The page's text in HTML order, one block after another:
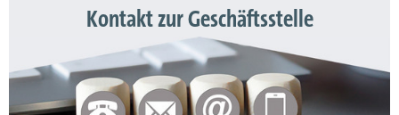
Kontakt zur Geschäftsstelle